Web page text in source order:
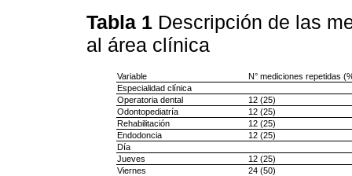
Tabla 1 Descripción de las
al área clínica
Variable
N° mediciones repetidas
Especialidad clínica
Operatoria dental
12 (25)
Odontopediatría
12 (25)
Rehabilitación
12 (25)
Endodoncia
12 (25)
Día
Jueves
12 (25)
Viernes
24 (50)